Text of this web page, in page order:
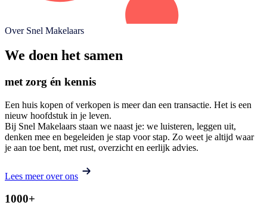
Over Snel Makelaars
We doen het samen
met zorg én kennis
Een huis kopen of verkopen is meer dan een transactie. Het is een
nieuw hoofdstuk in je leven.
Bij Snel Makelaars staan we naast je: we luisteren, leggen uit,
denken mee en begeleiden je stap voor stap. Zo weet je altijd waar
je aan toe bent, met rust, overzicht en eerlijk advies.
Lees meer over ons
1000+